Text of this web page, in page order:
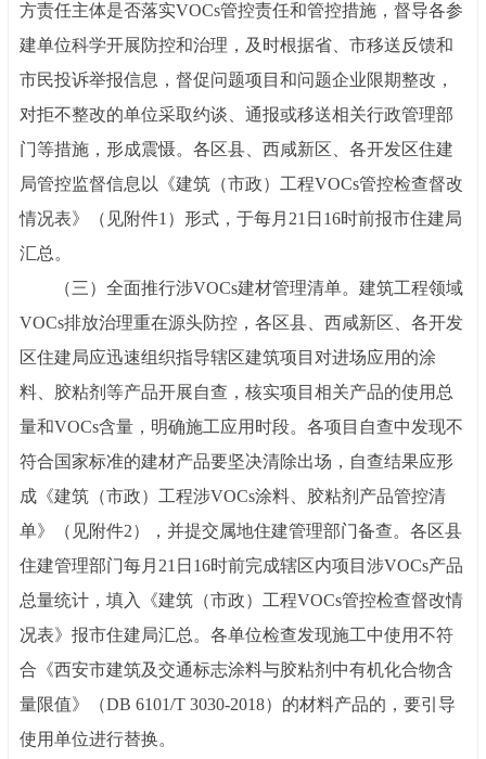
方责任主体是否落实VOCs管控责任和管控措施，督导各参
建单位科学开展防控和治理，及时根据省、市移送反馈和
市民投诉举报信息，督促问题项目和问题企业限期整改，
对拒不整改的单位采取约谈、通报或移送相关行政管理部
门等措施，形成震慑。各区县、西咸新区、各开发区住建
局管控监督信息以《建筑（市政）工程VOCs管控检查督改
情况表》（见附件1）形式，于每月21日16时前报市住建局
汇总。
（三）全面推行涉VOCs建材管理清单。建筑工程领域
VOCs排放治理重在源头防控，各区县、西咸新区、各开发
区住建局应迅速组织指导辖区建筑项目对进场应用的涂
料、胶粘剂等产品开展自查，核实项目相关产品的使用总
量和VOCs含量，明确施工应用时段。各项目自查中发现不
符合国家标准的建材产品要坚决清除出场，自查结果应形
成《建筑（市政）工程涉VOCs涂料、胶粘剂产品管控清
单》（见附件2），并提交属地住建管理部门备查。各区县
住建管理部门每月21日16时前完成辖区内项目涉VOCs产品
总量统计，填入《建筑（市政）工程VOCs管控检查督改情
况表》报市住建局汇总。各单位检查发现施工中使用不符
合《西安市建筑及交通标志涂料与胶粘剂中有机化合物含
量限值》（DB 6101/T 3030-2018）的材料产品的，要引导
使用单位进行替换。